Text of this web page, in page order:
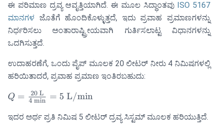
ಈ ಪರಿಮಾಣ ದ್ರವ್ಯ ಆವೃತ್ತಿಯಾಗಿದೆ. ಈ ಮೂಲ ಸಿದ್ಧಾಂತವು ISO 5167
ಮಾನಗಳ ಜೊತೆಗೆ ಹೊಂದಿಕೊಳ್ಳುತ್ತದೆ, ಇದು ಪ್ರವಾಹ ಪ್ರಮಾಣಗಳನ್ನು
ನಿರ್ಧರಿಸಲು ಅಂತಾರಾಷ್ಟ್ರೀಯವಾಗಿ ಗುರ್ತಿಸಲಾಟ್ಟ ವಿಧಾನಗಳನ್ನು
ಒದಗಿಸುತ್ತದೆ.
ಉದಾಹರಣೆಗೆ, ಒಂದು ಪೈಪ್ ಮೂಲಕ 20 ಲೀಟರ್ ನೀರು 4 ನಿಮಿಷಗಳಲ್ಲಿ
ಹರಿಯಿತಾದರೆ, ಪ್ರವಾಹ ಪ್ರಮಾಣ ಇಂತಿರಬಹುದು:
Q =
\text{
Q = 4 min
20 L = 5 L/min
ಇದರ ಅರ್ಥ ಪ್ರತಿ ನಿಮಿಷ 5 ಲೀಟರ್ ದ್ರವ್ಯ ಸಿಸ್ಟಮ್ ಮೂಲಕ ಹರಿಯುತ್ತಿದೆ.